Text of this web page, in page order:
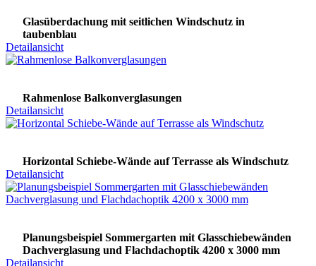
Glasüberdachung mit seitlichen Windschutz in
taubenblau
Detailansicht
Rahmenlose Balkonverglasungen
Detailansicht
Horizontal Schiebe-Wände auf Terrasse als Windschutz
Detailansicht
Planungsbeispiel Sommergarten mit Glasschiebewänden
Dachverglasung und Flachdachoptik 4200 x 3000 mm
Detailansicht